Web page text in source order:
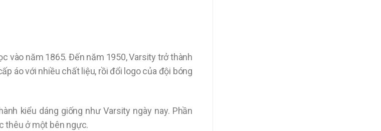
vào năm 1865.Đến năm 1950, Varsity trở thành
áo với nhiều chất liệu, rồi đổi logo của đội bóng
kiểu dáng giống như Varsity ngày nay. Phần
thêu ở một bên ngực.